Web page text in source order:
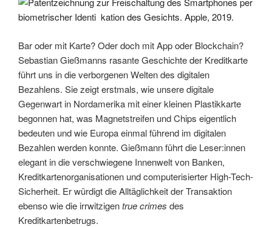
Bar oder mit Karte? Oder doch mit App oder Blockchain?
Sebastian Gießmanns rasante Geschichte der Kreditkarte
führt uns in die verborgenen Welten des digitalen
Bezahlens. Sie zeigt erstmals, wie unsere digitale
Gegenwart in Nordamerika mit einer kleinen Plastikkarte
begonnen hat, was Magnetstreifen und Chips eigentlich
bedeuten und wie Europa einmal führend im digitalen
Bezahlen werden konnte. Gießmann führt die Leser:innen
elegant in die verschwiegene Innenwelt von Banken,
Kreditkartenorganisationen und computerisierter High-Tech-
Sicherheit. Er würdigt die Alltäglichkeit der Transaktion
ebenso wie die irrwitzigentrue crimes des
Kreditkartenbetrugs.